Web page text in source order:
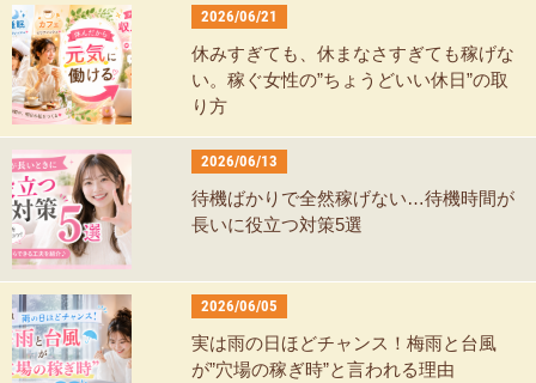
2026/06/21
休みすぎても、休まなさすぎても稼げな
い。稼ぐ女性の”ちょうどいい休日”の取
り方
2026/06/13
待機ばかりで全然稼げない…待機時間が
長いに役立つ対策5選
2026/06/05
実は雨の日ほどチャンス！梅雨と台風
が”穴場の稼ぎ時”と言われる理由